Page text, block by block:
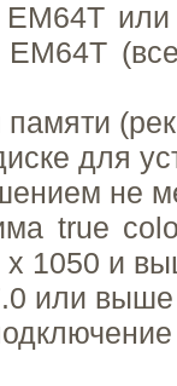
для
не
true
х 1050 и
или выше